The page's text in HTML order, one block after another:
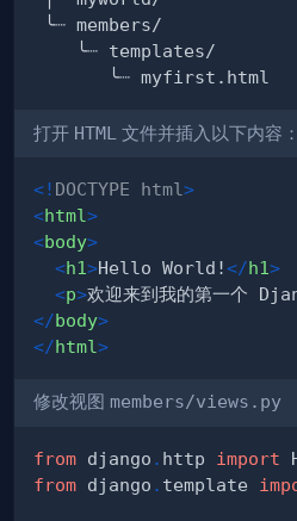
打开 HTML 文件并插入以下内容：
<! DOCTYPE html >
<html>
<body>
<h1>Hello World!</h1>
<p>欢迎来到我的第一个
</body>
</html>
修改视图 members/views.py
from django . http import
from django . template